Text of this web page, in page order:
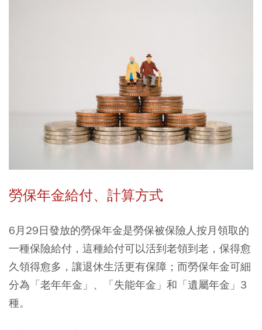
勞保年金給付、計算方式
6月29日發放的勞保年金是勞保被保險人按月領取的
一種保險給付，這種給付可以活到老領到老，保得愈
久領得愈多，讓退休生活更有保障；而勞保年金可細
分為「老年年金」、「失能年金」和「遺屬年金」3
種。